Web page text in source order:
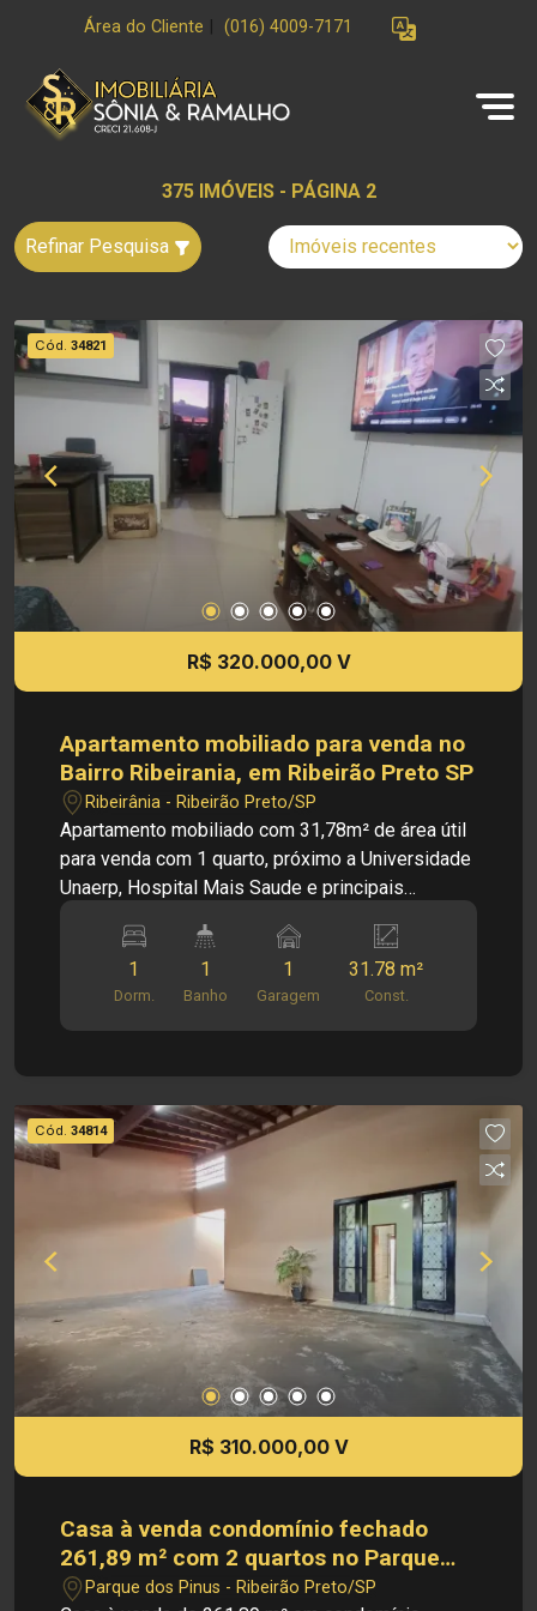
Área do Cliente (016) 4009-7171
375 IMÓVEIS - PÁGINA 2
Refinar Pesquisa
Cód. 34821
R$ 320.000,00 V
Apartamento mobiliado para venda no
Bairro Ribeirania, em Ribeirão Preto SP
Ribeirânia - Ribeirão Preto/SP
Apartamento mobiliado com 31,78m² de área útil
para venda com 1 quarto, próximo a Universidade
Unaerp, Hospital Mais Saude e principais
Ribeirão Preto/SP. Excelente apartamento em
ótima localização, oferece segurança e conforto.
Fácil acesso a supermercados, restaurantes,
escolas e comércios da cidade Principais
Banheiro - Area de serviço - 01 vaga de garagem
Dimensões: - Área Útil : 31,78m² Investimento de
Venda: R$ 320.000,00 Cód.: V34821 Imobiliária
Sônia & Ramalho. Para além de negócios
imobiliários, tradição, inovação e exclusividade!
Obs: A imobiliária se reserva ao direito de alterar
qualquer informação referente aos valores,
dados e disponibilidade de seus imóveis, sem
aviso prévio.
1
Dorm.
1
Banho
1
Garagem
31.78 m²
Const.
Cód. 34814
R$ 310.000,00 V
Casa à venda condomínio fechado
261,89 m² com 2 quartos no Parque
dos Pinus
Parque dos Pinus - Ribeirão Preto/SP